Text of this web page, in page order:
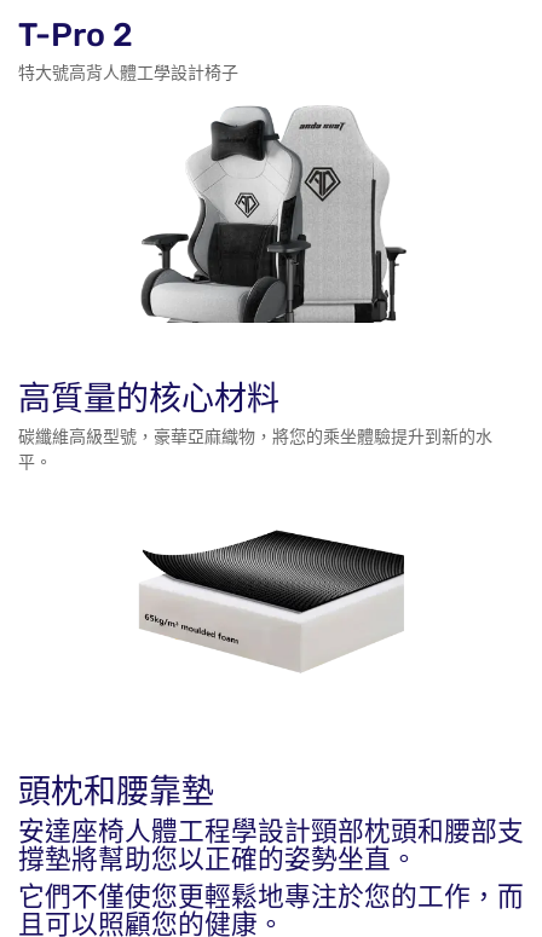
T-Pro 2
特大號高背人體工學設計椅子
高質量的核心材料
碳纖維高級型號，豪華亞麻織物，將您的乘坐體驗提升到新的水
平。
頭枕和腰靠墊
安達座椅人體工程學設計頸部枕頭和腰部支
撐墊將幫助您以正確的姿勢坐直。
它們不僅使您更輕鬆地專注於您的工作，而
且可以照顧您的健康。